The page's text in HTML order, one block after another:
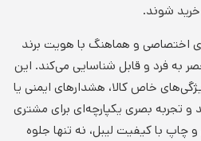
شوند.
اختصاصی و هماهنگ با هویت برند
به فرد و قابل شناسایی می‌کند. این
خاص کالا، هشدارهای ایمنی یا
و تجربه بصری یکپارچه‌ای برای مشتری
چاپ با کیفیت لیبل، نه تنها جلوه